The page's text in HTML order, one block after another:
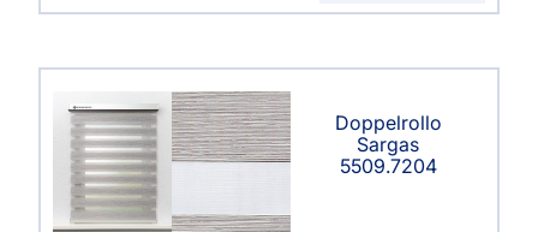
Doppelrollo
Sargas
5509.7204